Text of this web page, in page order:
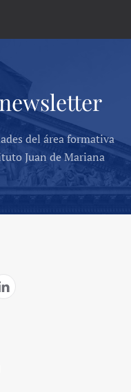
del área formativa
Juan de Mariana